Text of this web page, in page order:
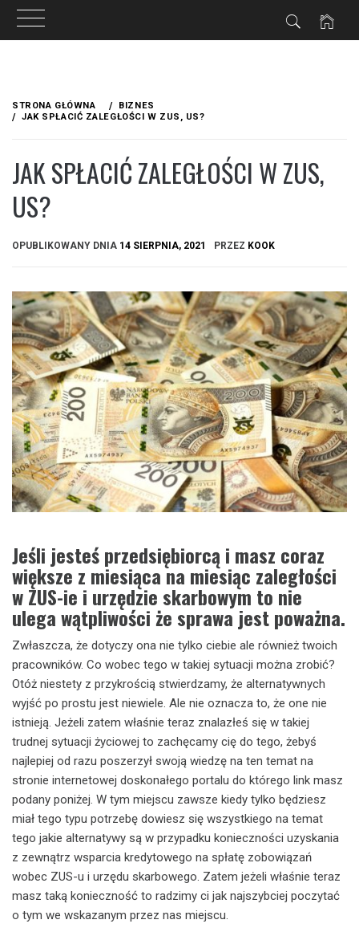
treści
STRONA GŁÓWNA
BIZNES
JAK SPŁACIĆ ZALEGŁOŚCI W ZUS, US?
JAK SPŁACIĆ ZALEGŁOŚCI W ZUS,
US?
OPUBLIKOWANY DNIA 14 SIERPNIA, 2021 PRZEZ KOOK
Jeśli jesteś przedsiębiorcą i masz coraz
większe z miesiąca na miesiąc zaległości
w ZUS-ie i urzędzie skarbowym to nie
ulega wątpliwości że sprawa jest poważna.
Zwłaszcza, że dotyczy ona nie tylko ciebie ale również twoich
pracowników. Co wobec tego w takiej sytuacji można zrobić?
Otóż niestety z przykrością stwierdzamy, że alternatywnych
wyjść po prostu jest niewiele. Ale nie oznacza to, że one nie
istnieją. Jeżeli zatem właśnie teraz znalazłeś się w takiej
trudnej sytuacji życiowej to zachęcamy cię do tego, żebyś
najlepiej od razu poszerzył swoją wiedzę na ten temat na
stronie internetowej doskonałego portalu do którego link masz
podany poniżej. W tym miejscu zawsze kiedy tylko będziesz
miał tego typu potrzebę dowiesz się wszystkiego na temat
tego jakie alternatywy są w przypadku konieczności uzyskania
z zewnątrz wsparcia kredytowego na spłatę zobowiązań
wobec ZUS-u i urzędu skarbowego. Zatem jeżeli właśnie teraz
masz taką konieczność to radzimy ci jak najszybciej poczytać
o tym we wskazanym przez nas miejscu.